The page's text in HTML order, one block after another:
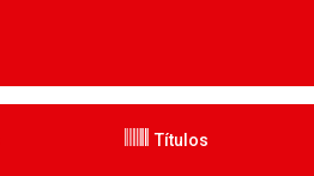
Títulos